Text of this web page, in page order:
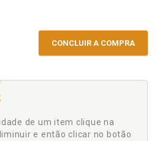
CONCLUIR A COMPRA
de um item clique na
e então clicar no botão